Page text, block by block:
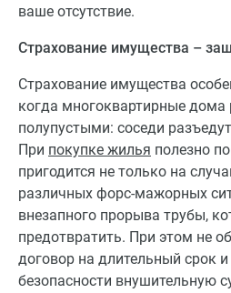
ваше отсутствие.
Страхование имущества –
Страхование имущества
когда многоквартирные дома
полупустыми: соседи
При покупке жилья полезно
пригодится не только на
различных форс-мажорных
внезапного прорыва трубы,
предотвратить. При этом не
договор на длительный срок
безопасности внушительную